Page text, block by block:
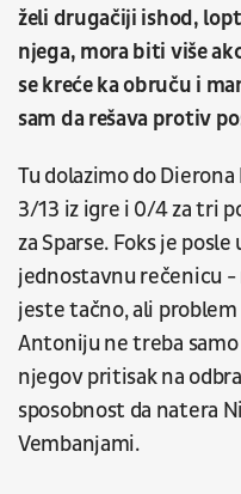
želi drugačiji ishod,
njega, mora biti više
se kreće ka obruču i
sam da rešava protiv
Tu dolazimo do
3/13 iz igre i 0/4 za tri
za Sparse. Foks je
jednostavnu rečenicu -
jeste tačno, ali
Antoniju ne treba
njegov pritisak na
sposobnost da natera
Vembanjami.